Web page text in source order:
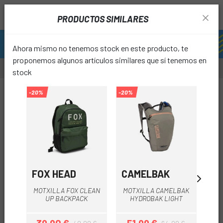
OUTLET
PRODUCTOS SIMILARES
Ahora mismo no tenemos stock en este producto, te
proponemos algunos artículos similares que sí tenemos en
stock
-20%
FOX HEAD
MOTXILLA FOX CLEAN
UP BACKPACK
-20%
CAMELBAK
MOTXILLA CAMELBAK
HYDROBAK LIGHT